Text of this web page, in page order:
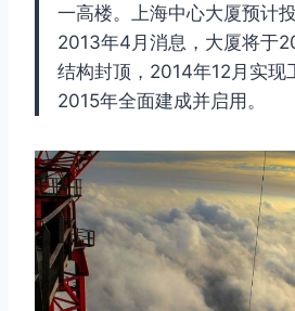
一高楼。上海中心大厦预计
2013年4月消息，大厦将于
结构封顶，2014年12月实现
2015年全面建成并启用。